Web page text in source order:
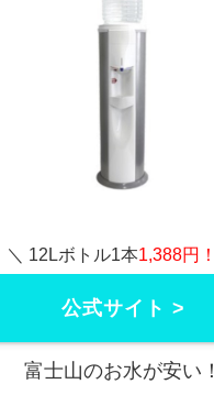
＼ 12Lボトル1本1,388円！
公式サイト >
富士山のお水が安い！